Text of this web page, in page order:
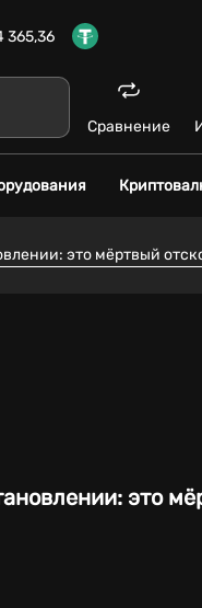
365,36
Сравнение
это мёртвый
это